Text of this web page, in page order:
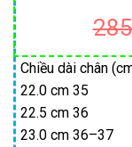
Chiều dài chân
22.0 cm 35
22.5 cm 36
23.0 cm 36–37